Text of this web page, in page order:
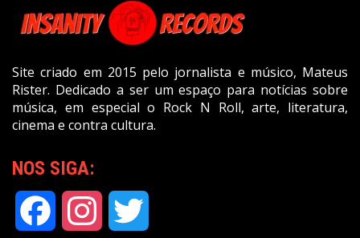
Site criado em 2015 pelo jornalista e músico, Mateus
Rister. Dedicado a ser um espaço para notícias sobre
música, em especial o Rock N Roll, arte, literatura,
cinema e contra cultura.
NOS SIGA:
Facebook Instagram